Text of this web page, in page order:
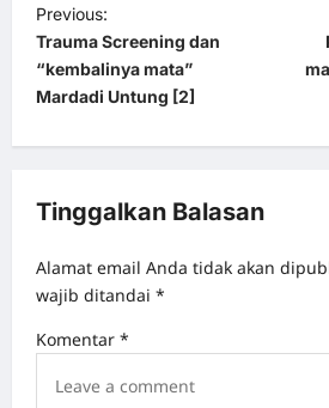
P
o
s
a
i
a
Previous:
Trauma Screening dan
“kembalinya mata”
Mardadi Untung [2]
Tinggalkan Balasan
Alamat email Anda tidak akan
wajib ditandai *
Komentar *